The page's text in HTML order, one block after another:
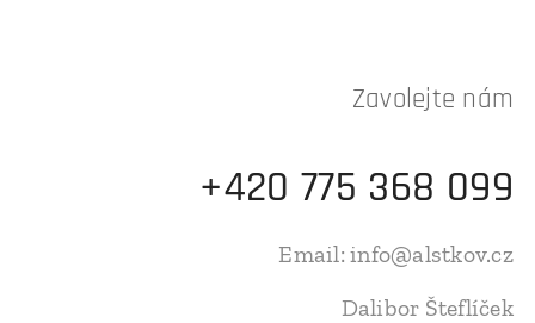
Zavolejte nám
+420 775 368 099
Email: info@alstkov.cz
Dalibor Šteflíček